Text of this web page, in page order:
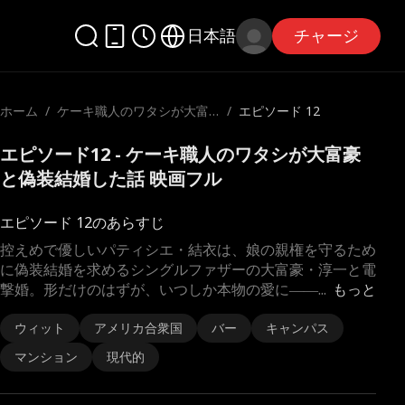
日本語 チャージ
ホーム / ケーキ職人のワタシが大富
/ エピソード 12
エピソード12 - ケーキ職人のワタシが大富豪
と偽装結婚した話 映画フル
エピソード 12のあらすじ
もっと
控えめで優しいパティシエ・結衣は、娘の親権を守るため
に偽装結婚を求めるシングルファザーの大富豪・淳一と電
撃婚。形だけのはずが、いつしか本物の愛に――...
ウィット アメリカ合衆国 バー
キャンパス
マンション
現代的